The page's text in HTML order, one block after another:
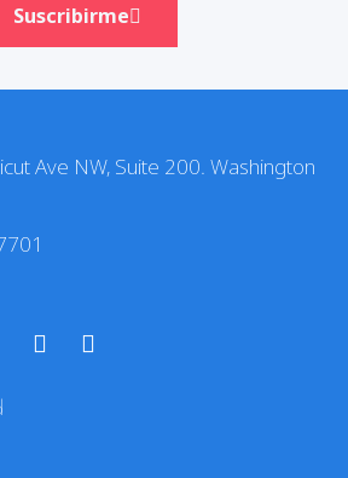
Suscribirme
Ave NW, Suite 200. Washington